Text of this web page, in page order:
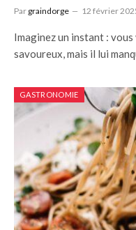
Par graindorge 12 février
Imaginez un instant :
savoureux, mais il lui
GASTRONOMIE